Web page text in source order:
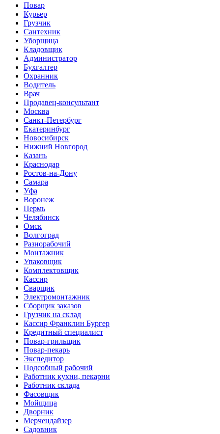
Повар
Курьер
Грузчик
Сантехник
Уборщица
Кладовщик
Администратор
Бухгалтер
Охранник
Водитель
Врач
Продавец-консультант
Москва
Санкт-Петербург
Екатеринбург
Новосибирск
Нижний Новгород
Казань
Краснодар
Ростов-на-Дону
Самара
Уфа
Воронеж
Пермь
Челябинск
Омск
Волгоград
Разнорабочий
Монтажник
Упаковщик
Комплектовщик
Кассир
Сварщик
Электромонтажник
Сборщик заказов
Грузчик на склад
Кассир Франклин Бургер
Кредитный специалист
Повар-грильщик
Повар-пекарь
Экспедитор
Подсобный рабочий
Работник кухни, пекарни
Работник склада
Фасовщик
Мойщица
Дворник
Мерчендайзер
Садовник